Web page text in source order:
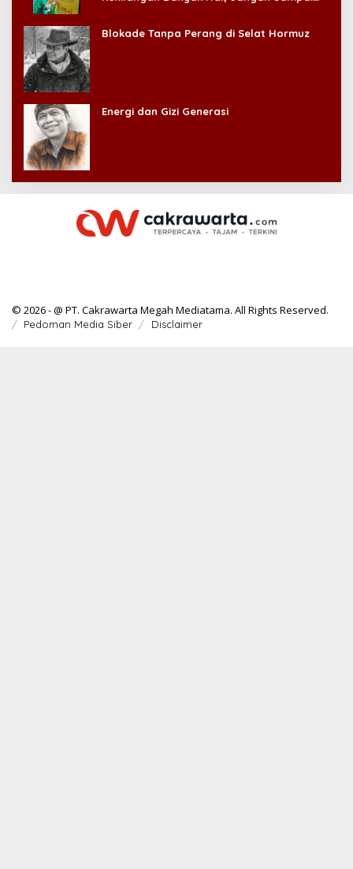
Blokade Tanpa Perang di Selat Hormuz
Energi dan Gizi Generasi
© 2026 - @ PT. Cakrawarta Megah Mediatama. All Rights Reserved.
Pedoman Media Siber Disclaimer